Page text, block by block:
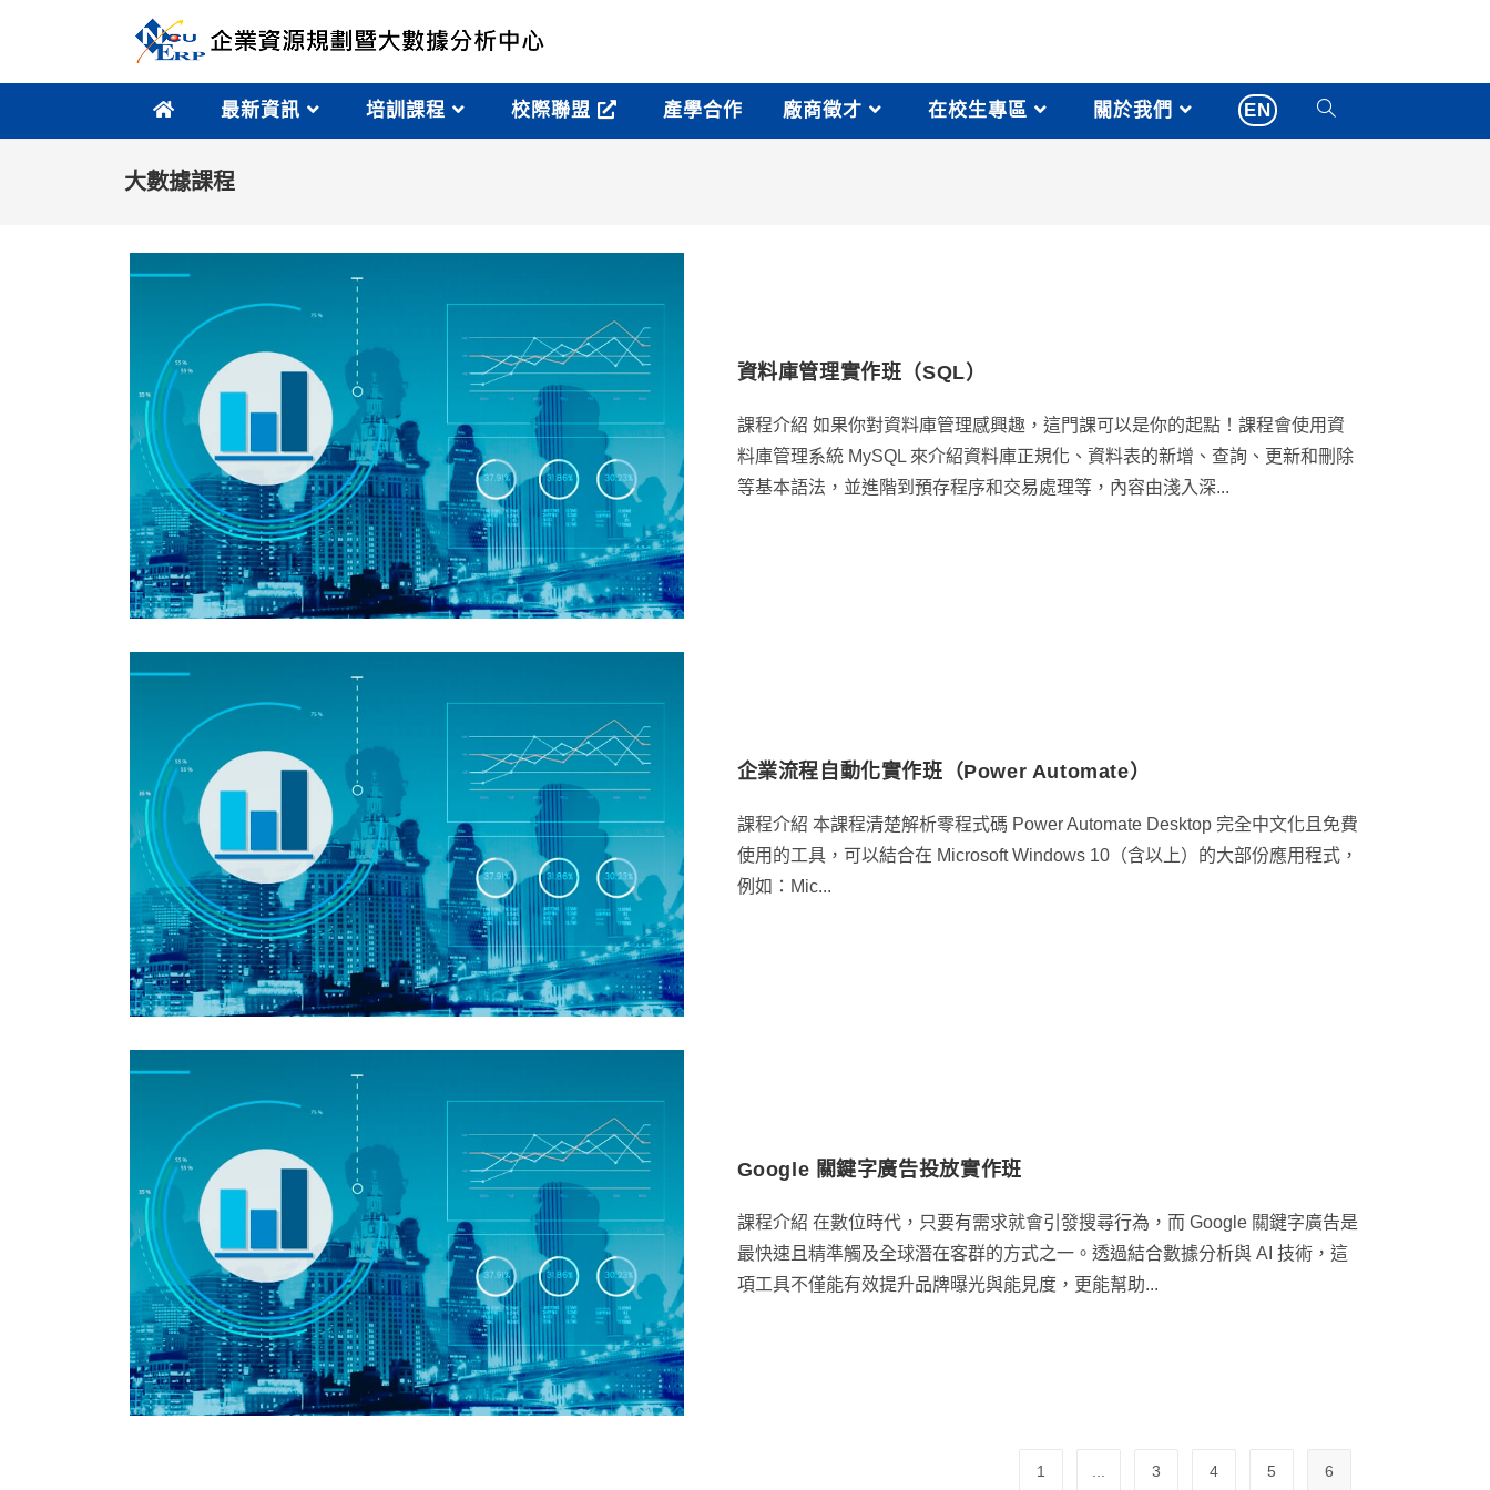
最新資訊 培訓課程 校際聯盟 產學合作 廠商徵才 在校生專區 關於我們 EN
大數據課程
資料庫管理實作班（SQL）
課程介紹 如果你對資料庫管理感興趣，這門課可以是你的起點！課程會使用資
料庫管理系統 MySQL 來介紹資料庫正規化、資料表的新增、查詢、更新和刪除
等基本語法，並進階到預存程序和交易處理等，內容由淺入深...
企業流程自動化實作班（Power Automate）
課程介紹 本課程清楚解析零程式碼 Power Automate Desktop 完全中文化且免費
使用的工具，可以結合在 Microsoft Windows 10（含以上）的大部份應用程式，
例如：Mic...
Google 關鍵字廣告投放實作班
課程介紹 在數位時代，只要有需求就會引發搜尋行為，而 Google 關鍵字廣告是
最快速且精準觸及全球潛在客群的方式之一。透過結合數據分析與 AI 技術，這
項工具不僅能有效提升品牌曝光與能見度，更能幫助...
1 3 4 5 6